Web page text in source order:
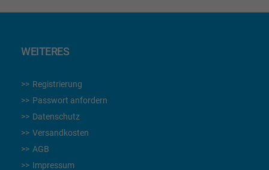
WEITERES
Registrierung
Passwort anfordern
Datenschutz
Versandkosten
AGB
Impressum